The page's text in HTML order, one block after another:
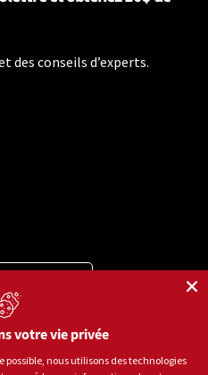
des conseils d’experts.
votre vie privée
possible, nous utilisons des technologies